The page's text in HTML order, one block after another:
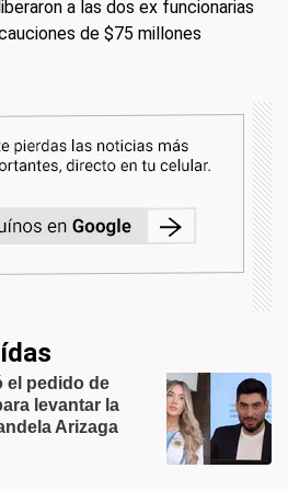
a las dos ex funcionarias
de $75 millones
el pedido de
levantar la
Arizaga